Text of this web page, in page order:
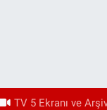
TV 5 Ekranı ve